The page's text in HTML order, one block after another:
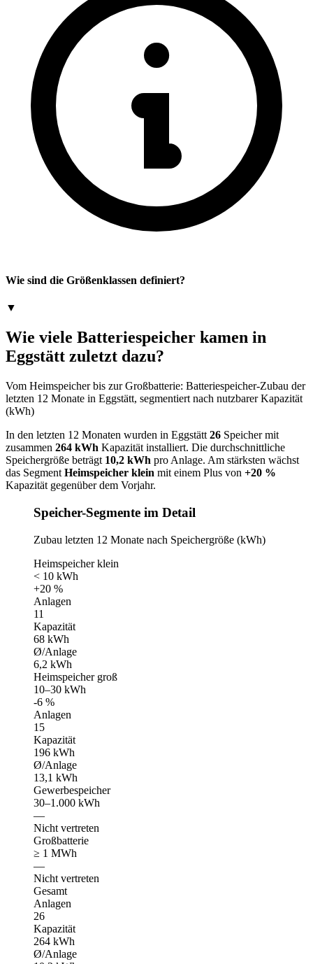
Wie sind die Größenklassen definiert?
▼
Wie viele Batteriespeicher kamen in
Eggstätt zuletzt dazu?
Vom Heimspeicher bis zur Großbatterie: Batteriespeicher-Zubau der
letzten 12 Monate in Eggstätt, segmentiert nach nutzbarer Kapazität
(kWh)
In den letzten 12 Monaten wurden in Eggstätt 26 Speicher mit
zusammen 264 kWh Kapazität installiert. Die durchschnittliche
Speichergröße beträgt 10,2 kWh pro Anlage. Am stärksten wächst
das Segment Heimspeicher klein mit einem Plus von +20 %
Kapazität gegenüber dem Vorjahr.
Speicher-Segmente im Detail
Zubau letzten 12 Monate nach Speichergröße (kWh)
Heimspeicher klein
< 10 kWh
+20 %
Anlagen
11
Kapazität
68 kWh
Ø/Anlage
6,2 kWh
Heimspeicher groß
10–30 kWh
-6 %
Anlagen
15
Kapazität
196 kWh
Ø/Anlage
13,1 kWh
Gewerbespeicher
30–1.000 kWh
—
Nicht vertreten
Großbatterie
≥ 1 MWh
—
Nicht vertreten
Gesamt
Anlagen
26
Kapazität
264 kWh
Ø/Anlage